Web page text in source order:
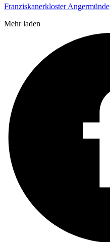
Franziskanerkloster Angermünde
Mehr laden